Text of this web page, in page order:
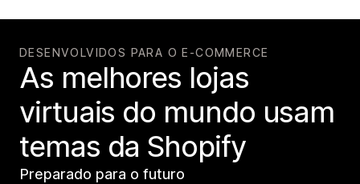
DESENVOLVIDOS PARA O E-COMMERCE
As melhores lojas
virtuais do mundo usam
temas da Shopify
Preparado para o futuro